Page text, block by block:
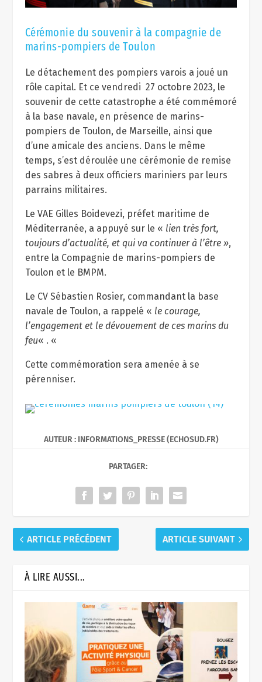
Cérémonie du souvenir à la compagnie de
marins-pompiers de Toulon
Le détachement des pompiers varois a joué un
rôle capital. Et ce vendredi 27 octobre 2023, le
souvenir de cette catastrophe a été commémoré
à la base navale, en présence de marins-
pompiers de Toulon, de Marseille, ainsi que
d’une amicale des anciens. Dans le même
temps, s’est déroulée une cérémonie de remise
des sabres à deux officiers mariniers par leurs
parrains militaires.
Le VAE Gilles Boidevezi, préfet maritime de
Méditerranée, a appuyé sur le « lien très fort,
toujours d’actualité, et qui va continuer à l’être »,
entre la Compagnie de marins-pompiers de
Toulon et le BMPM.
Le CV Sébastien Rosier, commandant la base
navale de Toulon, a rappelé « le courage,
l’engagement et le dévouement de ces marins du
feu« . «
Cette commémoration sera amenée à se
pérenniser.
AUTEUR : INFORMATIONS_PRESSE (ECHOSUD.FR)
PARTAGER:
ARTICLE PRÉCÉDENT ARTICLE SUIVANT
À LIRE AUSSI...